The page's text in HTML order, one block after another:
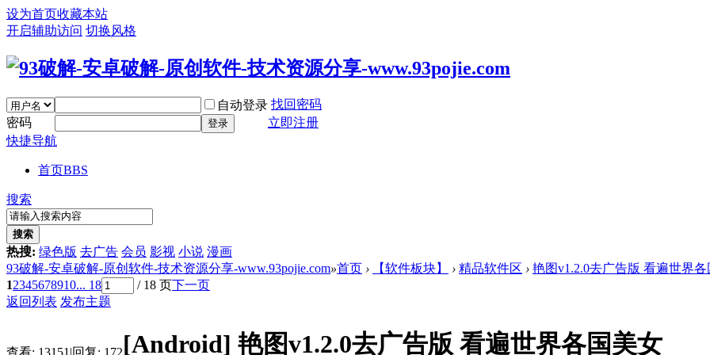
设为首页收藏本站
开启辅助访问 切换风格
自动登录 找回密码
密码
登录
立即注册
快捷导航
首页BBS
搜索
搜索
热搜: 绿色版 去广告 会员 影视 小说 漫画
93破解-安卓破解-原创软件-技术资源分享-www.93pojie.com»首页 › 【软件板块】 › 精品软件区 › 艳图v1.2.0去广告版 看遍世界
12345678910... 18 / 18 页下一页
返回列表 发布主题
查看: 13151 |回复: 172[Android] 艳图v1.2.0去广告版 看遍世界各国美女